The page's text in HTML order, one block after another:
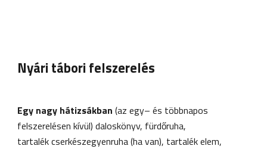
Nyári tábori felszerelés
Egy nagy hátizsákban (az egy– és többnapos
felszerelésen kívül) daloskönyv, fürdőruha,
tartalék cserkészegyenruha (ha van), tartalék elem,